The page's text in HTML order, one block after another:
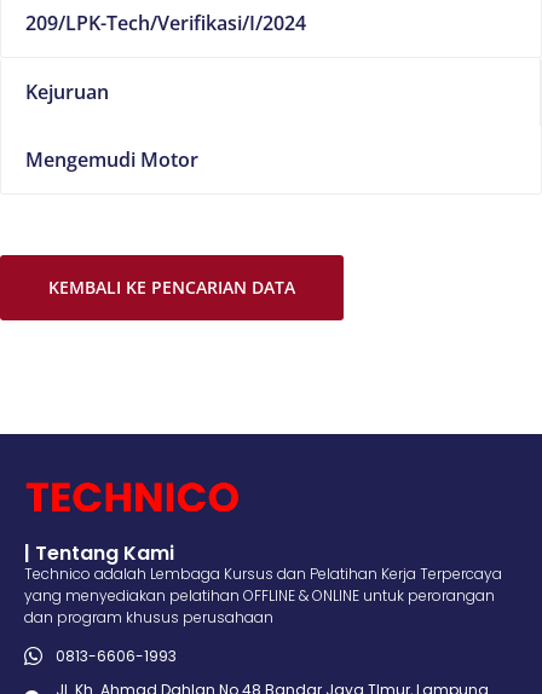
209/LPK-Tech/Verifikasi/I/2024
Kejuruan
Mengemudi Motor
KEMBALI KE PENCARIAN DATA
| Tentang Kami
Technico adalah Lembaga Kursus dan Pelatihan Kerja Terpercaya
yang menyediakan pelatihan OFFLINE & ONLINE untuk perorangan
dan program khusus perusahaan
0813-6606-1993
Jl. Kh. Ahmad Dahlan No.48 Bandar Jaya TImur, Lampung